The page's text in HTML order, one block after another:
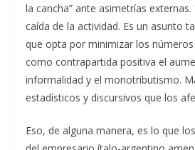
la cancha” ante asimetrías
caída de la actividad. Es un asunto
que opta por minimizar los
como contrapartida positiva el
informalidad y el monotributismo.
estadísticos y discursivos que los
Eso, de alguna manera, es lo que